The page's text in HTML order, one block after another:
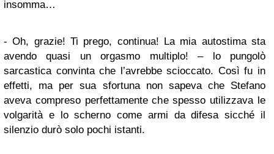
insomma…
- Oh, grazie! Ti prego, continua! La mia autostima sta
avendo quasi un orgasmo multiplo! – lo pungolò
sarcastica convinta che l’avrebbe scioccato. Così fu in
effetti, ma per sua sfortuna non sapeva che Stefano
aveva compreso perfettamente che spesso utilizzava le
volgarità e lo scherno come armi da difesa sicché il
silenzio durò solo pochi istanti.